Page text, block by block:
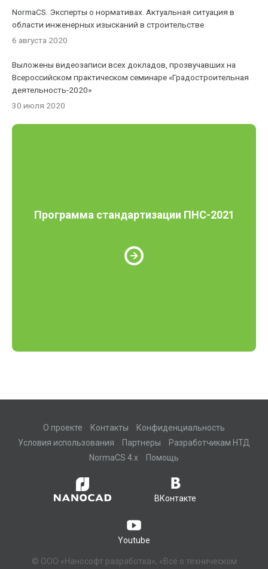
NormaCS. Эксперты о нормативах. Актуальная ситуация в
области инженерных изысканий в строительстве
6 августа 2020
Выложены видеозаписи всех докладов, прозвучавших на
Всероссийском практическом семинаре «Градостроительная
деятельность-2020»
30 июля 2020
Программа стандартизации ПНС-2021
О проекте Контакты
Конфиденциальность
Условия использования
Партнеры
Разработчикам НТД
NormaCS 4.x
Помощь
ВКонтакте
Youtube
© ООО «Нанософт разработка», «Всё о техническом